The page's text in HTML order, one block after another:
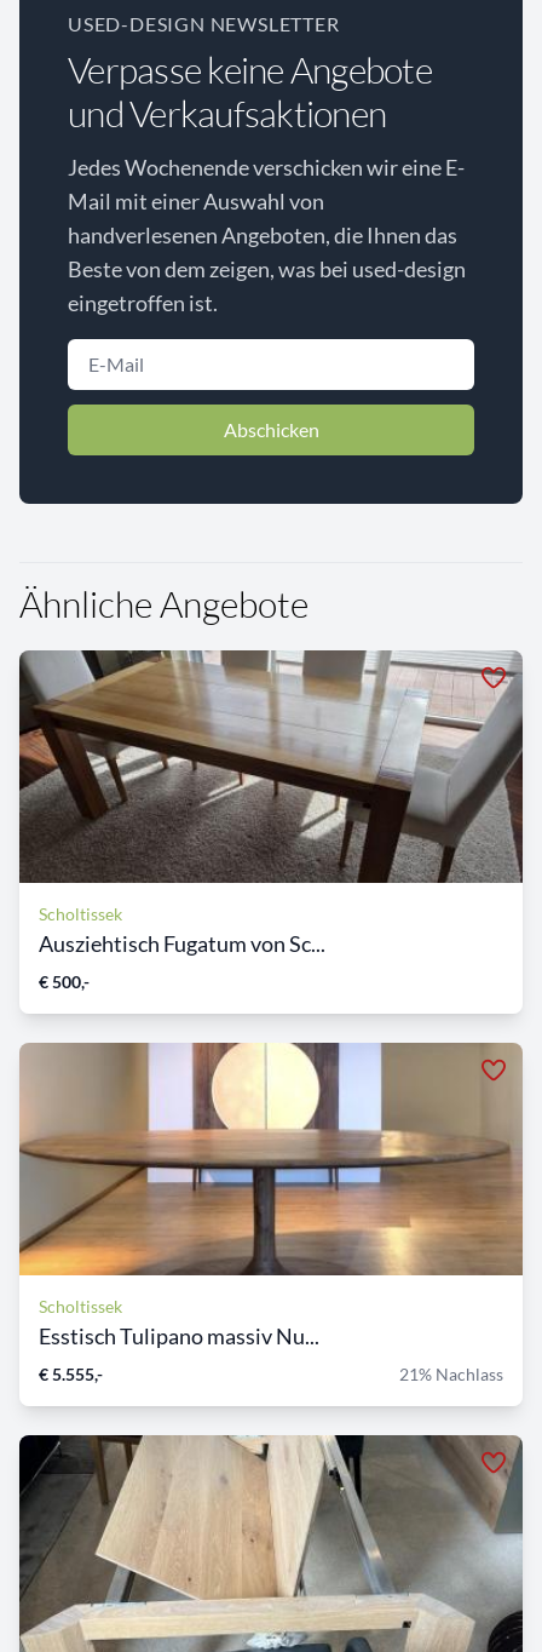
USED-DESIGN NEWSLETTER
Verpasse keine Angebote
und Verkaufsaktionen
Jedes Wochenende verschicken wir eine E-
Mail mit einer Auswahl von
handverlesenen Angeboten, die Ihnen das
Beste von dem zeigen, was bei used-design
eingetroffen ist.
Abschicken
Ähnliche Angebote
Scholtissek
Ausziehtisch Fugatum von Sc...
€ 500,-
Scholtissek
Esstisch Tulipano massiv Nu...
€ 5.555,- 21% Nachlass